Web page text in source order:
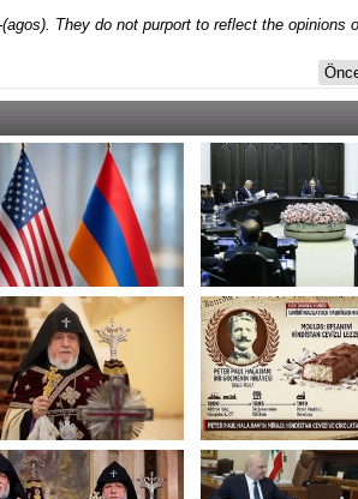
They do not purport to reflect the opinions